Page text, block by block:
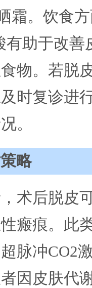
霜。饮食
有助于改
物。若脱
时复诊进
。
略
术后脱皮
瘢痕。此
脉冲CO2
因皮肤代